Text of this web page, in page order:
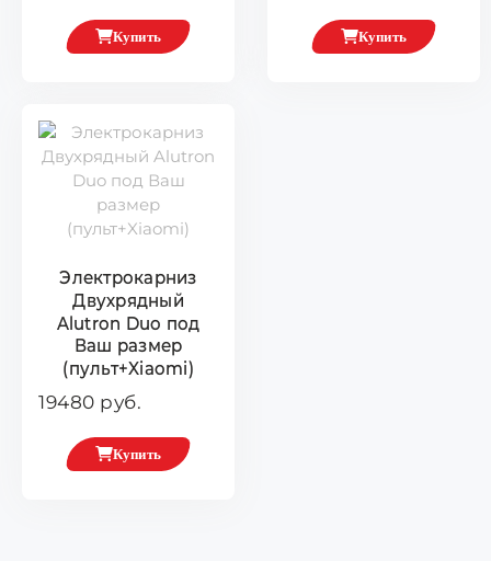
Купить Купить
Электрокарниз
Двухрядный
Alutron Duo под
Ваш размер
(пульт+Xiaomi)
19480 руб.
Купить